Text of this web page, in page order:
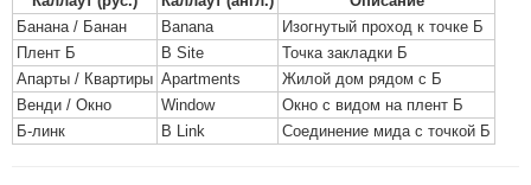
Банана / Банан
Banana
Изогнутый проход к точке Б
Плент Б
B Site
Точка закладки Б
Апарты / Квартиры Apartments
Жилой дом рядом с Б
Венди / Окно
Window
Окно с видом на плент Б
Б-линк
B Link Соединение мида с точкой Б